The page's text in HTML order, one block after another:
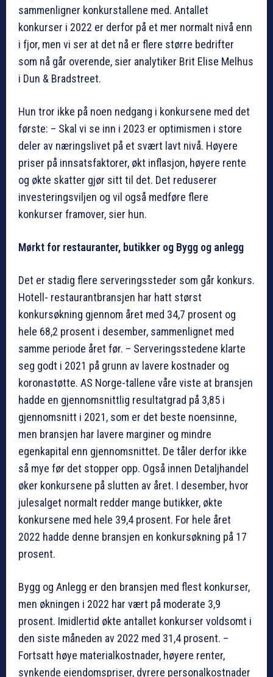
sammenligner konkurstallene med. Antallet
konkurser i 2022 er derfor på et mer normalt nivå enn
i fjor, men vi ser at det nå er flere større bedrifter
som nå går overende, sier analytiker Brit Elise Melhus
i Dun & Bradstreet.
Hun tror ikke på noen nedgang i konkursene med det
første: – Skal vi se inn i 2023 er optimismen i store
deler av næringslivet på et svært lavt nivå. Høyere
priser på innsatsfaktorer, økt inflasjon, høyere rente
og økte skatter gjør sitt til det. Det reduserer
investeringsviljen og vil også medføre flere
konkurser framover, sier hun.
Mørkt for restauranter, butikker og Bygg og anlegg
Det er stadig flere serveringssteder som går konkurs.
Hotell- restaurantbransjen har hatt størst
konkursøkning gjennom året med 34,7 prosent og
hele 68,2 prosent i desember, sammenlignet med
samme periode året før. – Serveringsstedene klarte
seg godt i 2021 på grunn av lavere kostnader og
koronastøtte. AS Norge-tallene våre viste at bransjen
hadde en gjennomsnittlig resultatgrad på 3,85 i
gjennomsnitt i 2021, som er det beste noensinne,
men bransjen har lavere marginer og mindre
egenkapital enn gjennomsnittet. De tåler derfor ikke
så mye før det stopper opp. Også innen Detaljhandel
øker konkursene på slutten av året. I desember, hvor
julesalget normalt redder mange butikker, økte
konkursene med hele 39,4 prosent. For hele året
2022 hadde denne bransjen en konkursøkning på 17
prosent.
Bygg og Anlegg er den bransjen med flest konkurser,
men økningen i 2022 har vært på moderate 3,9
prosent. Imidlertid økte antallet konkurser voldsomt i
den siste måneden av 2022 med 31,4 prosent. –
Fortsatt høye materialkostnader, høyere renter,
synkende eiendomspriser, dyrere personalkostnader